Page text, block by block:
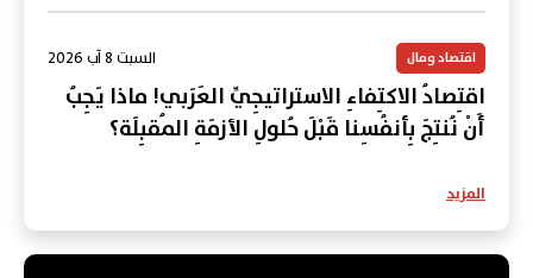
اقتصاد ومال السبت 8 آب 2026
اقتِصادُ الاكتِفاءِ الاستراتيجِيِّ العَرَبي! ماذا يَجِبُ
أَنْ نُنتِجَ بِأنفُسِنا قَبْلَ حُلولِ الأزمَةِ المُقبِلَة؟
المزيد